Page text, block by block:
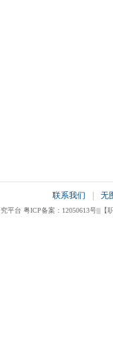
联系我们 无
台 粤ICP备案：12050613号|||【